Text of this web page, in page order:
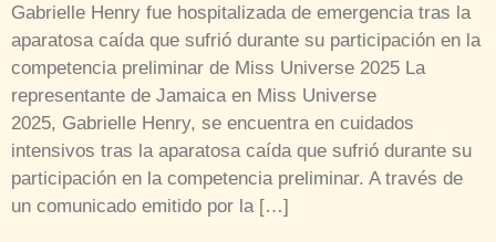
Gabrielle Henry fue hospitalizada de emergencia tras la
aparatosa caída que sufrió durante su participación en la
competencia preliminar de Miss Universe 2025 La
representante de Jamaica en Miss Universe
2025, Gabrielle Henry, se encuentra en cuidados
intensivos tras la aparatosa caída que sufrió durante su
participación en la competencia preliminar. A través de
un comunicado emitido por la […]